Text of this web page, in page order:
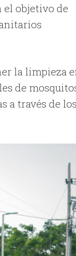
el objetivo de
la limpieza
de
a través de los